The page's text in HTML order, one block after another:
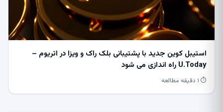
استیبل کوین جدید با پشتیبانی بلک راک و ویزا در اتریوم –
U.Today راه اندازی می شود
⏱ ۱ دقیقه مطالعه